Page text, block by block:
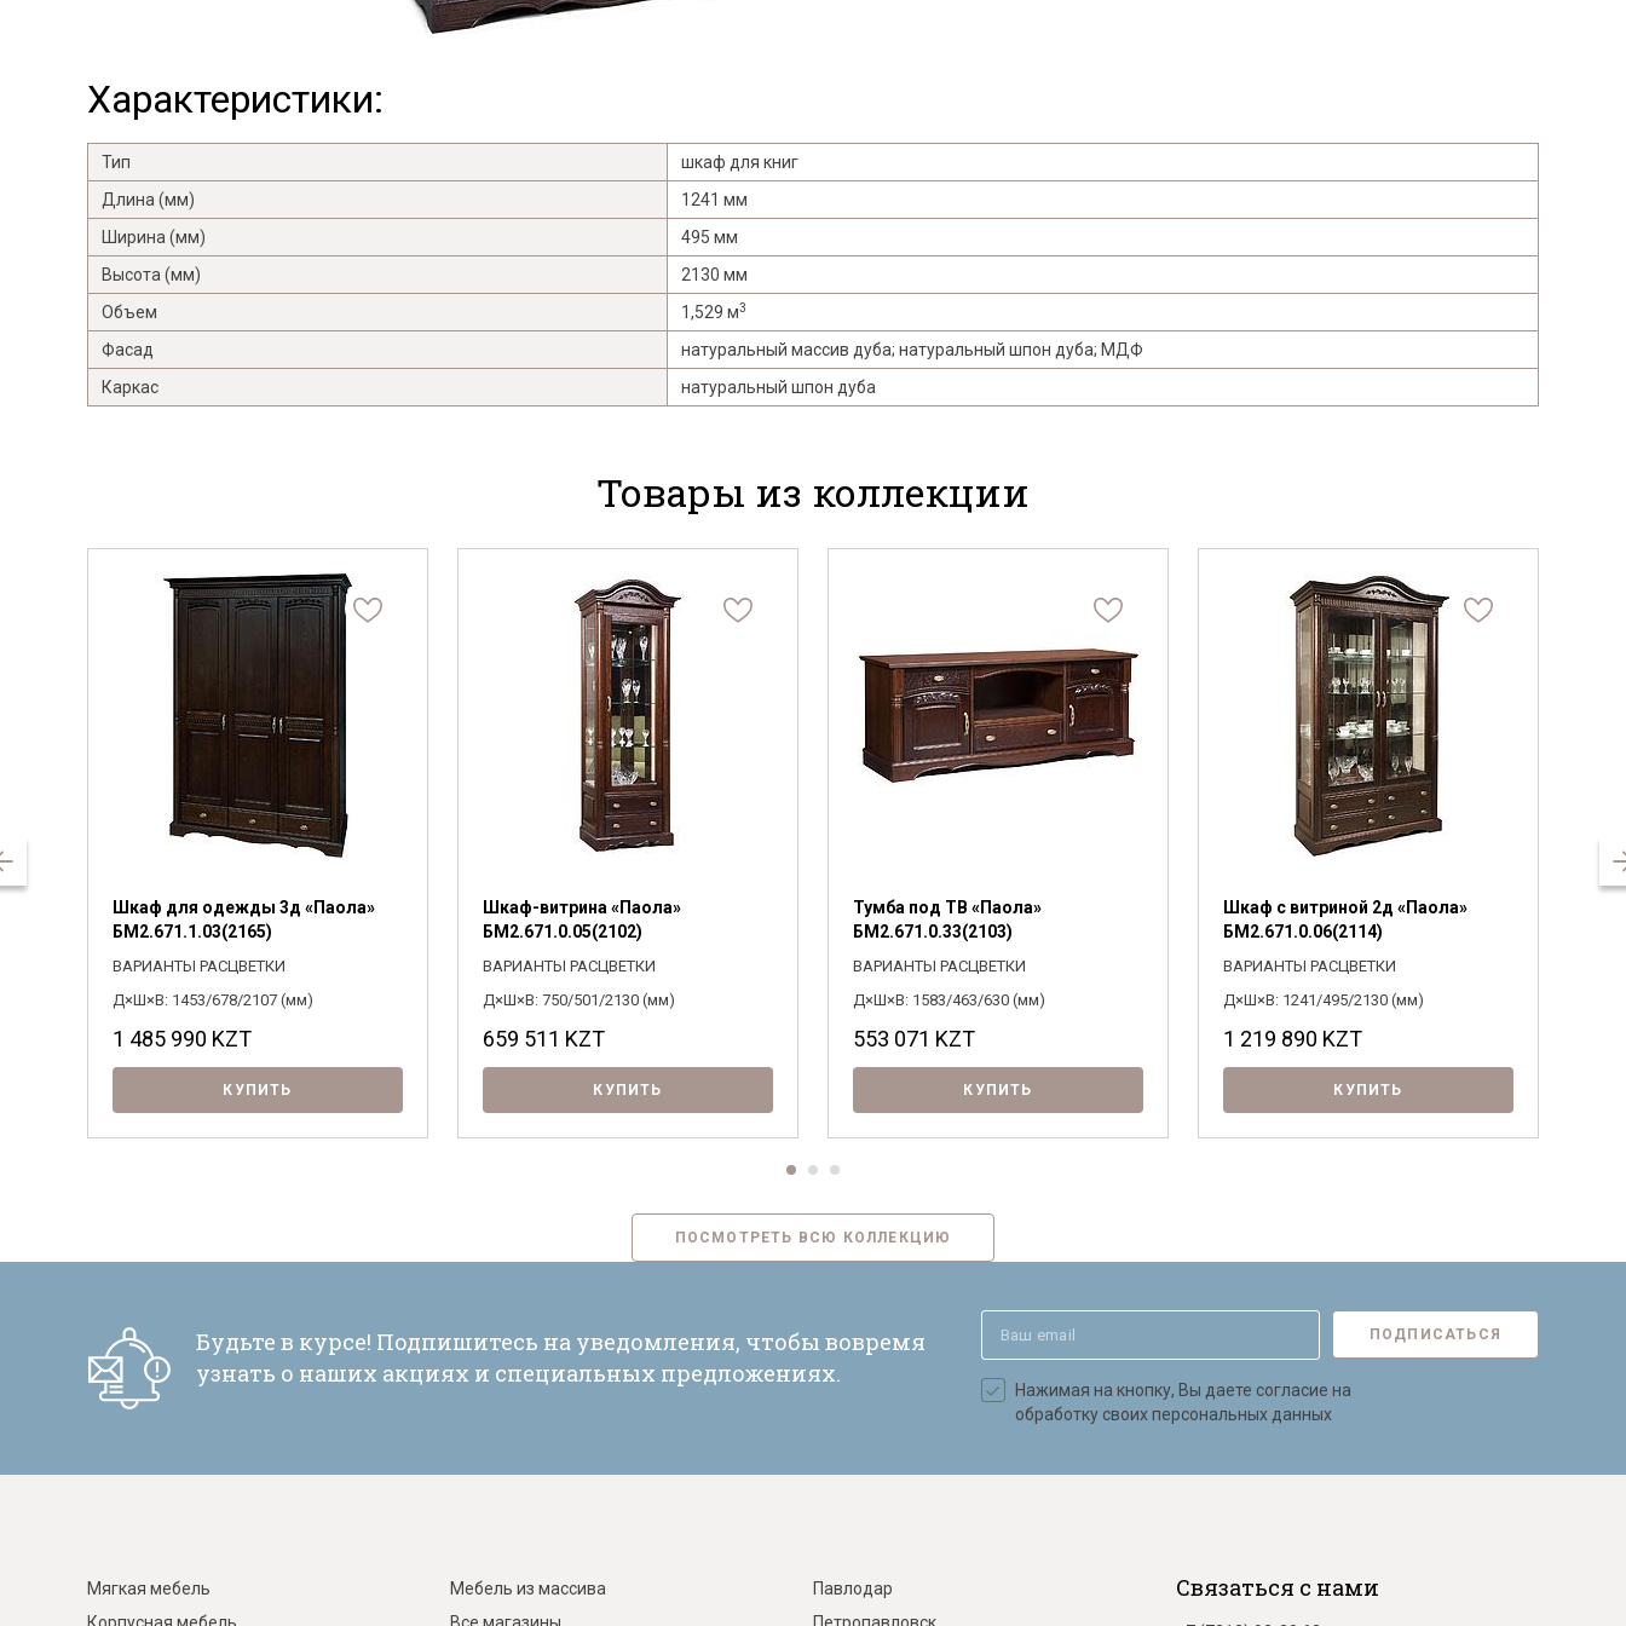
Я ознакомлен с
обработки персональных данных и
согласен на их обработку.
Характеристики:
Тип
шкаф для книг
Длина (мм)
1241 мм
Ширина (мм)
495 мм
Высота (мм)
2130 мм
Объем
1,529 м3
Фасад
натуральный массив дуба; натуральный шпон дуба; МДФ
Каркас
натуральный шпон дуба
Товары из коллекции
Шкаф для одежды 3д «Паола»
БМ2.671.1.03(2165)
ВАРИАНТЫ РАСЦВЕТКИ
Д×Ш×В: 1453/678/2107 (мм)
1 485 990 KZT
КУПИТЬ
Шкаф-витрина «Паола»
БМ2.671.0.05(2102)
ВАРИАНТЫ РАСЦВЕТКИ
Д×Ш×В: 750/501/2130 (мм)
659 511 KZT
КУПИТЬ
Тумба под ТВ «Паола»
БМ2.671.0.33(2103)
ВАРИАНТЫ РАСЦВЕТКИ
Д×Ш×В: 1583/463/630 (мм)
553 071 KZT
КУПИТЬ
Шкаф с витриной 2д «Паола»
БМ2.671.0.06(2114)
ВАРИАНТЫ РАСЦВЕТКИ
Д×Ш×В: 1241/495/2130 (мм)
1 219 890 KZT
КУПИТЬ
ПОСМОТРЕТЬ ВСЮ КОЛЛЕКЦИЮ
Будьте в курсе! Подпишитесь на уведомления, чтобы вовремя
узнать о наших акциях и специальных предложениях.
ПОДПИСАТЬСЯ
Нажимая на кнопку, Вы даете согласие на
обработку своих персональных данных
Мягкая мебель
Мебель из массива
Павлодар
Связаться с нами